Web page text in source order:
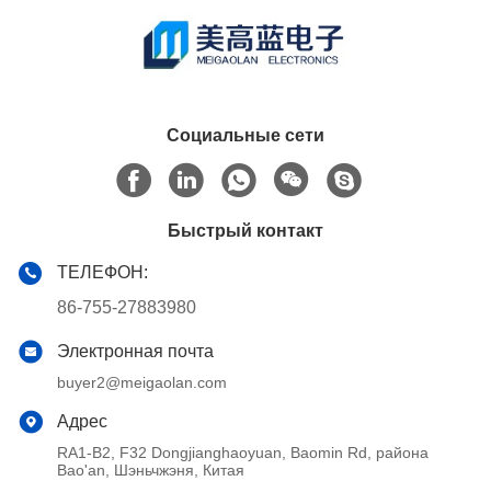
Социальные сети
Быстрый контакт
ТЕЛЕФОН:
86-755-27883980
Электронная почта
buyer2@meigaolan.com
Адрес
RA1-B2, F32 Dongjianghaoyuan, Baomin Rd, района
Bao'an, Шэньчжэня, Китая